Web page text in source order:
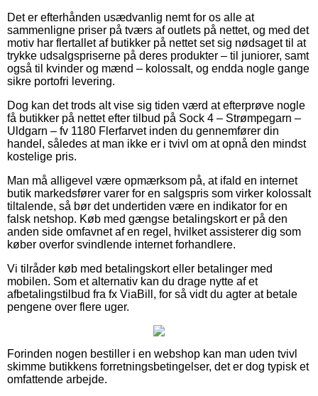
Det er efterhånden usædvanlig nemt for os alle at
sammenligne priser på tværs af outlets på nettet, og med det
motiv har flertallet af butikker på nettet set sig nødsaget til at
trykke udsalgspriserne på deres produkter – til juniorer, samt
også til kvinder og mænd – kolossalt, og endda nogle gange
sikre portofri levering.
Dog kan det trods alt vise sig tiden værd at efterprøve nogle
få butikker på nettet efter tilbud på Sock 4 – Strømpegarn –
Uldgarn – fv 1180 Flerfarvet inden du gennemfører din
handel, således at man ikke er i tvivl om at opnå den mindst
kostelige pris.
Man må alligevel være opmærksom på, at ifald en internet
butik markedsfører varer for en salgspris som virker kolossalt
tiltalende, så bør det undertiden være en indikator for en
falsk netshop. Køb med gængse betalingskort er på den
anden side omfavnet af en regel, hvilket assisterer dig som
køber overfor svindlende internet forhandlere.
Vi tilråder køb med betalingskort eller betalinger med
mobilen. Som et alternativ kan du drage nytte af et
afbetalingstilbud fra fx ViaBill, for så vidt du agter at betale
pengene over flere uger.
Forinden nogen bestiller i en webshop kan man uden tvivl
skimme butikkens forretningsbetingelser, det er dog typisk et
omfattende arbejde.